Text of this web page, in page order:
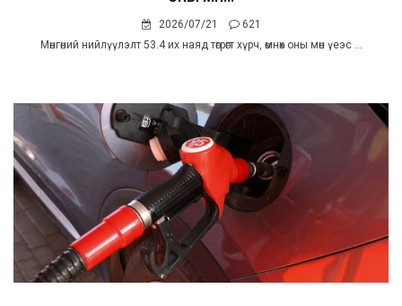
2026/07/21
621
Мөнгөний нийлүүлэлт 53.4 их наяд төгрөгт хүрч, өмнөх оны мөн үеэс ...